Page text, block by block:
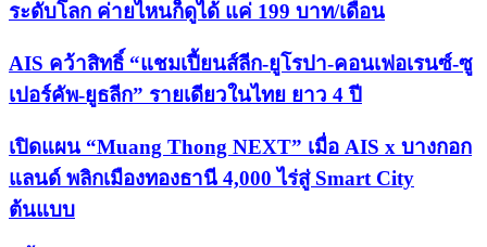
ระดับโลก ค่ายไหนก็ดูได้ แค่ 199 บาท/เดือน
AIS คว้าสิทธิ์ “แชมเปี้ยนส์ลีก-ยูโรปา-คอนเฟอเรนซ์-ซู
เปอร์คัพ-ยูธลีก” รายเดียวในไทย ยาว 4 ปี
เปิดแผน “Muang Thong NEXT” เมื่อ AIS x บางกอก
แลนด์ พลิกเมืองทองธานี 4,000 ไร่สู่ Smart City
ต้นแบบ